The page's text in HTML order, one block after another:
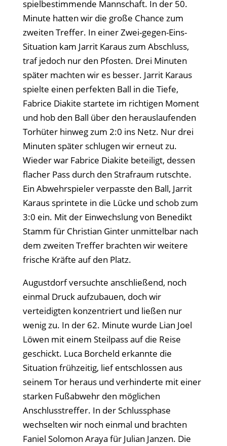
spielbestimmende Mannschaft. In der 50.
Minute hatten wir die große Chance zum
zweiten Treffer. In einer Zwei-gegen-Eins-
Situation kam Jarrit Karaus zum Abschluss,
traf jedoch nur den Pfosten. Drei Minuten
später machten wir es besser. Jarrit Karaus
spielte einen perfekten Ball in die Tiefe,
Fabrice Diakite startete im richtigen Moment
und hob den Ball über den herauslaufenden
Torhüter hinweg zum 2:0 ins Netz. Nur drei
Minuten später schlugen wir erneut zu.
Wieder war Fabrice Diakite beteiligt, dessen
flacher Pass durch den Strafraum rutschte.
Ein Abwehrspieler verpasste den Ball, Jarrit
Karaus sprintete in die Lücke und schob zum
3:0 ein. Mit der Einwechslung von Benedikt
Stamm für Christian Ginter unmittelbar nach
dem zweiten Treffer brachten wir weitere
frische Kräfte auf den Platz.
Augustdorf versuchte anschließend, noch
einmal Druck aufzubauen, doch wir
verteidigten konzentriert und ließen nur
wenig zu. In der 62. Minute wurde Lian Joel
Löwen mit einem Steilpass auf die Reise
geschickt. Luca Borcheld erkannte die
Situation frühzeitig, lief entschlossen aus
seinem Tor heraus und verhinderte mit einer
starken Fußabwehr den möglichen
Anschlusstreffer. In der Schlussphase
wechselten wir noch einmal und brachten
Faniel Solomon Araya für Julian Janzen. Die